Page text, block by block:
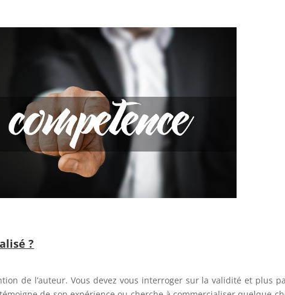
?
de l’auteur. Vous devez vous interroger sur la validité et plus